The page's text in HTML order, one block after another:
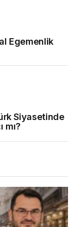
Egemenlik
Siyasetinde
mı?